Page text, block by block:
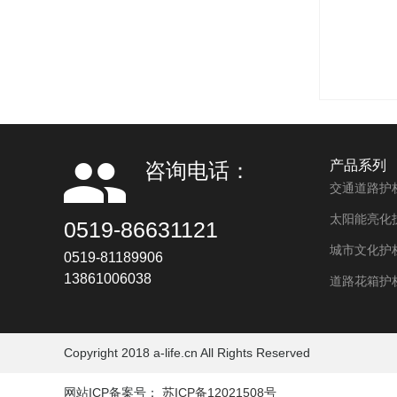
咨询电话：
0519-86631121
0519-81189906
13861006038
产品系列
交通道路护
太阳能亮化
城市文化护
道路花箱护
Copyright 2018 a-life.cn All Rights Reserved
网站ICP备案号： 苏ICP备12021508号